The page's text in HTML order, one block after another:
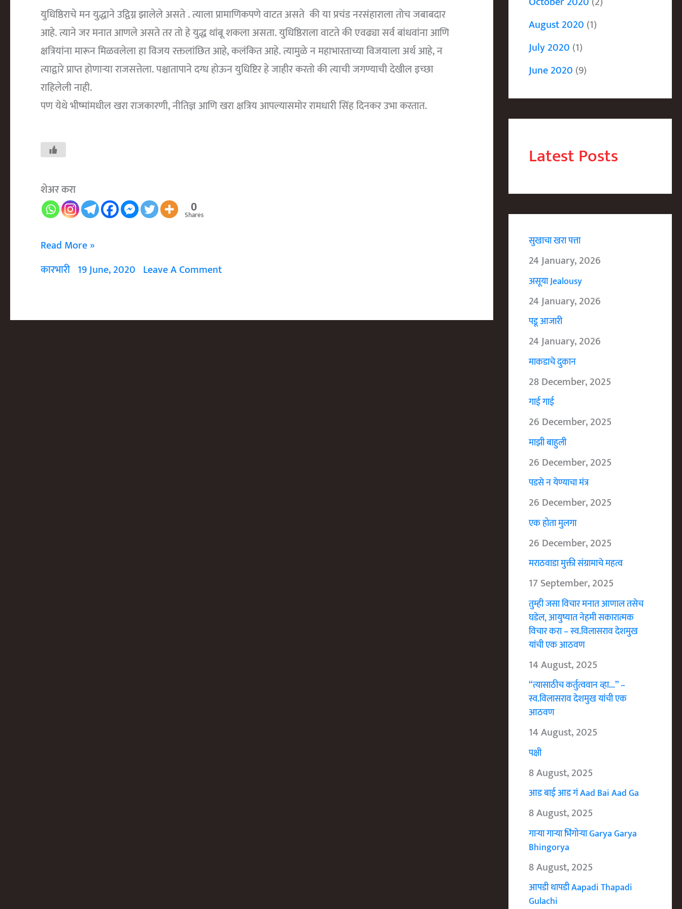
युधिष्ठिराचे मन युद्धाने उद्विग्न झालेले असते . त्याला प्रामाणिकपणे वाटत असते की या प्रचंड नरसंहाराला तोच जबाबदार
आहे. त्याने जर मनात आणले असते तर तो हे युद्ध थांबू शकला असता. युधिष्ठिराला वाटते की एवढ्या सर्व बांधवांना आणि
क्षत्रियांना मारून मिळवलेला हा विजय रक्तलांछित आहे, कलंकित आहे. त्यामुळे न महाभारताच्या विजयाला अर्थ आहे, न
त्याद्वारे प्राप्त होणाऱ्या राजसत्तेला. पश्चातापाने दग्ध होऊन युधिष्टिर हे जाहीर करतो की त्याची जगण्याची देखील इच्छा
राहिलेली नाही.
पण येथे भीष्मांमधील खरा राजकारणी, नीतिज्ञ आणि खरा क्षत्रिय आपल्यासमोर रामधारी सिंह दिनकर उभा करतात.
शेअर करा
0
Shares
शक्ति
और
Aur
Read More »
कारभारी 19 June, 2020 Leave A Comment
August 2020 (1)
July 2020 (1)
June 2020 (9)
Latest Posts
सुखाचा खरा पत्ता
24 January, 2026
असूया Jealousy
24 January, 2026
पडू आजारी
24 January, 2026
माकडाचे दुकान
28 December, 2025
गाई गाई
26 December, 2025
माझी बाहुली
26 December, 2025
पडसे न येण्याचा मंत्र
26 December, 2025
एक होता मुलगा
26 December, 2025
मराठवाडा मुक्ती संग्रामाचे महत्व
17 September, 2025
तुम्ही जसा विचार मनात आणाल तसेच
घडेल, आयुष्यात नेहमी सकारात्मक
विचार करा – स्व.विलासराव देशमुख
यांची एक आठवण
14 August, 2025
“त्यासाठीच कर्तुत्ववान व्हा…” –
स्व.विलासराव देशमुख यांची एक
आठवण
14 August, 2025
पक्षी
8 August, 2025
आड बाई आड गं Aad Bai Aad Ga
8 August, 2025
गाऱ्या गाऱ्या भिंगोऱ्या Garya Garya
Bhingorya
8 August, 2025
आपडी थापडी Aapadi Thapadi
Gulachi